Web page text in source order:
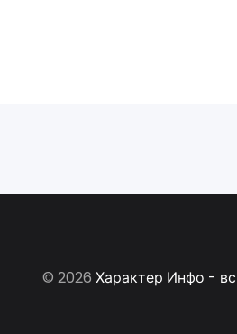
© 2026 Характер Инфо -